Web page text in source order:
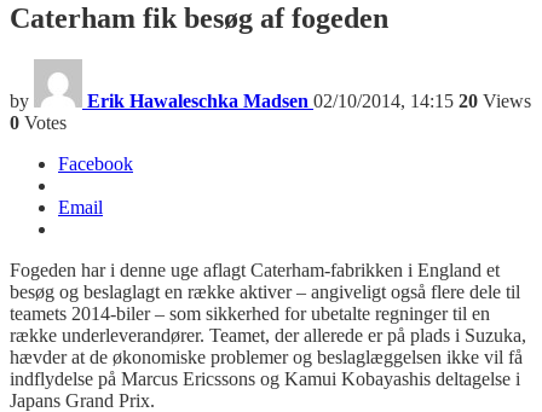
Caterham fik besøg af fogeden
by Erik Hawaleschka Madsen 02/10/2014, 14:15 20 Views
0 Votes
Facebook
Email
Fogeden har i denne uge aflagt Caterham-fabrikken i England et
besøg og beslaglagt en række aktiver – angiveligt også flere dele til
teamets 2014-biler – som sikkerhed for ubetalte regninger til en
række underleverandører. Teamet, der allerede er på plads i Suzuka,
hævder at de økonomiske problemer og beslaglæggelsen ikke vil få
indflydelse på Marcus Ericssons og Kamui Kobayashis deltagelse i
Japans Grand Prix.